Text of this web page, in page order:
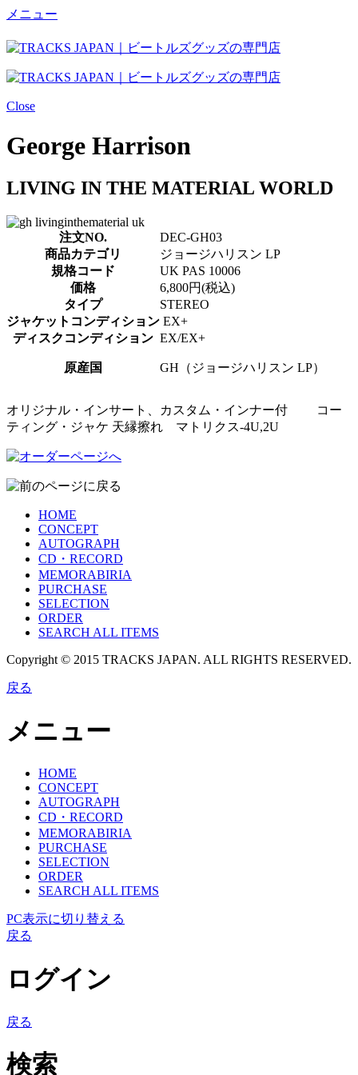
メニュー
Close
George Harrison
LIVING IN THE MATERIAL WORLD
注文NO.
DEC-GH03
商品カテゴリ
ジョージハリスン LP
規格コード
UK PAS 10006
価格
6,800円(税込)
タイプ
STEREO
ジャケットコンディション EX+
ディスクコンディション EX/EX+
原産国 GH（ジョージハリスン LP）
オリジナル・インサート、カスタム・インナー付 コー
ティング・ジャケ 天縁擦れ マトリクス-4U,2U
HOME
CONCEPT
AUTOGRAPH
CD・RECORD
MEMORABIRIA
PURCHASE
SELECTION
ORDER
SEARCH ALL ITEMS
Copyright © 2015 TRACKS JAPAN. ALL RIGHTS RESERVED.
戻る
メニュー
HOME
CONCEPT
AUTOGRAPH
CD・RECORD
MEMORABIRIA
PURCHASE
SELECTION
ORDER
SEARCH ALL ITEMS
PC表示に切り替える
戻る
ログイン
戻る
検索